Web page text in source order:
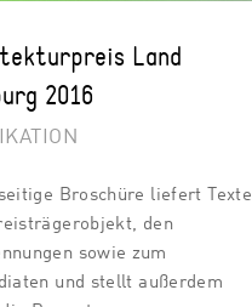
Land
2016
Broschüre liefert Texte
den
sowie zum
und stellt außerdem